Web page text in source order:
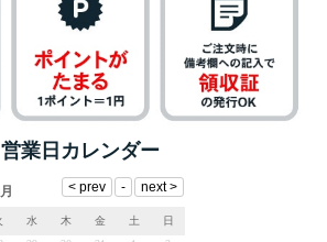
営業日カレンダー